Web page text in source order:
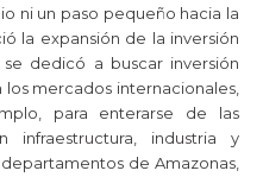
ni un paso pequeño hacia la
la expansión de la inversión
dedicó a buscar inversión
los mercados internacionales,
para enterarse de las
infraestructura, industria y
de Amazonas,